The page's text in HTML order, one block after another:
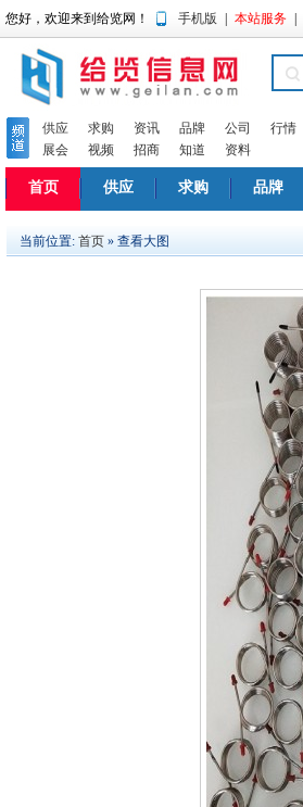
您好，欢迎来到给览网！ 手机版 本站服务
供应 求购 资讯 品牌 公司
行情
展会
视频 招商 知道 资料
首页 供应 求购 品牌
当前位置: 首页 » 查看大图